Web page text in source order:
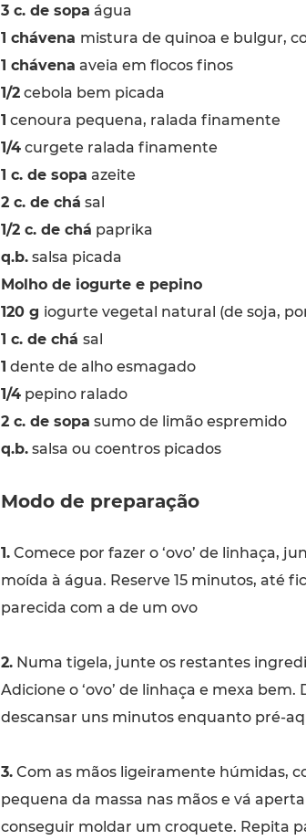
3 c. de sopa água
1 chávena mistura de quinoa e bulgur,
1 chávena aveia em flocos finos
1/2cebola bem picada
1 cenoura pequena, ralada finamente
1/4curgete ralada finamente
1 c. de sopa azeite
2 c. de chá sal
1/2 c. de chá paprika
q.b.salsa picada
Molho de iogurte e pepino
120 g iogurte vegetal natural (de soja,
1 c. de chá sal
1 dente de alho esmagado
1/4pepino ralado
2 c. de sopa sumo de limão espremido
q.b.salsa ou coentros picados
Modo de preparação
1.Comece por fazer o ‘ovo’ de linhaça,
moída à água. Reserve 15 minutos, até
parecida com a de um ovo
2.Numa tigela, junte os restantes
Adicione o ‘ovo’ de linhaça e mexa bem.
descansar uns minutos enquanto pré-
3.Com as mãos ligeiramente húmidas,
pequena da massa nas mãos e vá
conseguir moldar um croquete. Repita